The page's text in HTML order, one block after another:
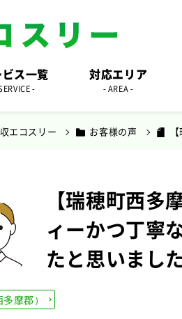
ス一覧
-
対応エリア
- AREA -
エコスリー お客様の声
【瑞穂町西
ィーかつ丁寧
たと思いまし
摩郡）